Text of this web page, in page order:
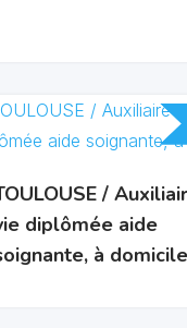
/
diplômée aide
à domicile